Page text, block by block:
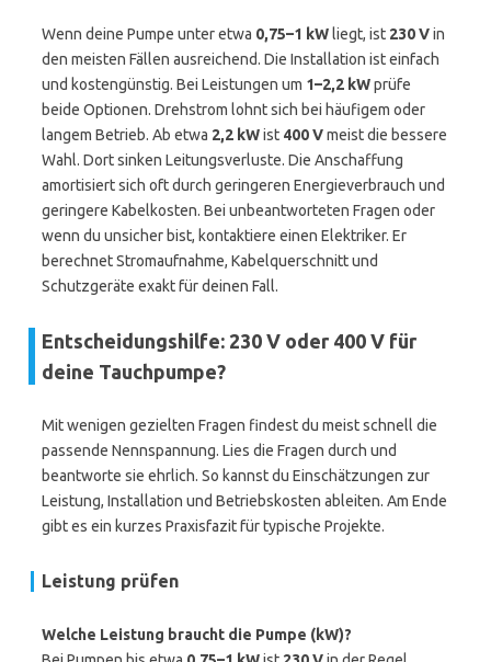
Wenn deine Pumpe unter etwa 0,75–1 kW liegt, ist 230 Vin
den meisten Fällen ausreichend. Die Installation ist einfach
und kostengünstig. Bei Leistungen um 1–2,2 kWprüfe
beide Optionen. Drehstrom lohnt sich bei häufigem oder
langem Betrieb. Ab etwa 2,2 kWist 400 Vmeist die bessere
Wahl. Dort sinken Leitungsverluste. Die Anschaffung
amortisiert sich oft durch geringeren Energieverbrauch und
geringere Kabelkosten. Bei unbeantworteten Fragen oder
wenn du unsicher bist, kontaktiere einen Elektriker. Er
berechnet Stromaufnahme, Kabelquerschnitt und
Schutzgeräte exakt für deinen Fall.
Entscheidungshilfe: 230 V oder 400 V für
deine Tauchpumpe?
Mit wenigen gezielten Fragen findest du meist schnell die
passende Nennspannung. Lies die Fragen durch und
beantworte sie ehrlich. So kannst du Einschätzungen zur
Leistung, Installation und Betriebskosten ableiten. Am Ende
gibt es ein kurzes Praxisfazit für typische Projekte.
Leistung prüfen
Welche Leistung braucht die Pumpe (kW)?